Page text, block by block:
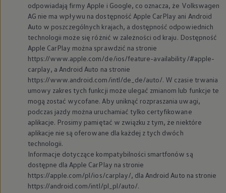
odpowiadają firmy Apple i Google, co oznacza, że Volkswagen
AG nie ma wpływu na dostępność Apple CarPlay ani Android
Auto w poszczególnych krajach, a dostępność odpowiednich
technologii może się różnić w zależności od kraju. Dostępność
Apple CarPlay można sprawdzić na stronie
https://www.apple.com/de/ios/feature-availability/#apple-
carplay, a Android Auto na stronie
https://www.android.com/intl/de_de/auto/. W czasie trwania
umowy zakres tych funkcji może ulegać zmianom lub funkcje te
mogą zostać wycofane. Aby uniknąć rozpraszania uwagi,
podczas jazdy można uruchamiać tylko certyfikowane
aplikacje. Prosimy pamiętać w związku z tym, że niektóre
aplikacje nie są oferowane dla każdej z tych dwóch
technologii.
Informacje dotyczące kompatybilności smartfonów są
dostępne dla Apple CarPlay na stronie
https://apple.com/pl/ios/carplay/, dla Android Auto na stronie
https://android.com/intl/pl_pl/auto/.